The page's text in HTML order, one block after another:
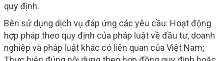
quy định.
Bên sử dụng dịch vụ đáp ứng các yêu cầu: Hoạt động
hợp pháp theo quy định của pháp luật về đầu tư, doanh
nghiệp và pháp luật khác có liên quan của Việt Nam;